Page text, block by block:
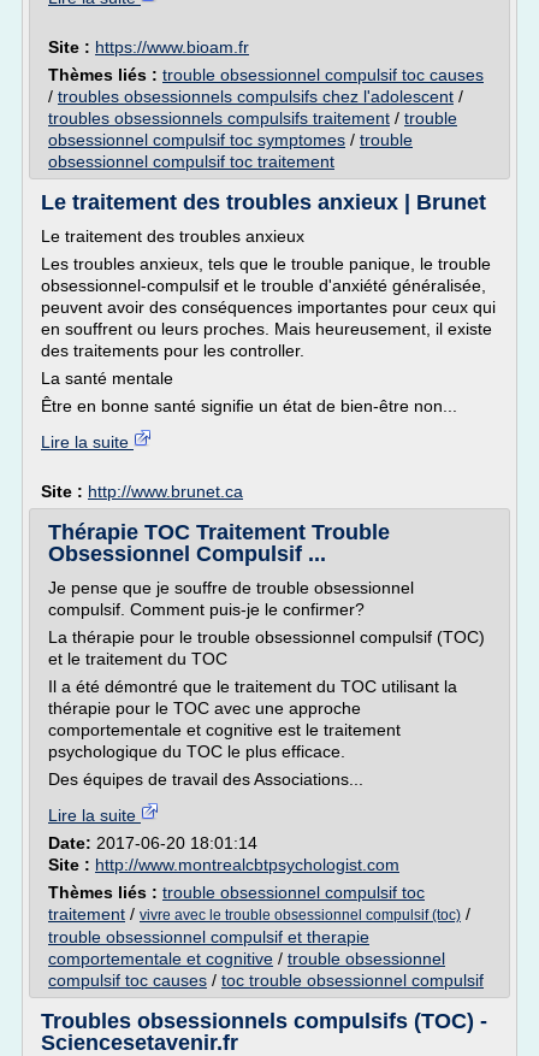
Site : https://www.bioam.fr
Thèmes liés : trouble obsessionnel compulsif toc causes
/ troubles obsessionnels compulsifs chez l'adolescent /
troubles obsessionnels compulsifs traitement / trouble
obsessionnel compulsif toc symptomes / trouble
obsessionnel compulsif toc traitement
Le traitement des troubles anxieux | Brunet
Le traitement des troubles anxieux
Les troubles anxieux, tels que le trouble panique, le trouble
obsessionnel-compulsif et le trouble d'anxiété généralisée,
peuvent avoir des conséquences importantes pour ceux qui
en souffrent ou leurs proches. Mais heureusement, il existe
des traitements pour les controller.
La santé mentale
Être en bonne santé signifie un état de bien-être non...
Lire la suite
Site : http://www.brunet.ca
Thérapie TOC Traitement Trouble
Obsessionnel Compulsif ...
Je pense que je souffre de trouble obsessionnel
compulsif. Comment puis-je le confirmer?
La thérapie pour le trouble obsessionnel compulsif (TOC)
et le traitement du TOC
Il a été démontré que le traitement du TOC utilisant la
thérapie pour le TOC avec une approche
comportementale et cognitive est le traitement
psychologique du TOC le plus efficace.
Des équipes de travail des Associations...
Lire la suite
Date: 2017-06-20 18:01:14
Site : http://www.montrealcbtpsychologist.com
Thèmes liés : trouble obsessionnel compulsif toc
traitement / vivre avec le trouble obsessionnel compulsif (toc) /
trouble obsessionnel compulsif et therapie
comportementale et cognitive / trouble obsessionnel
compulsif toc causes / toc trouble obsessionnel compulsif
Troubles obsessionnels compulsifs (TOC) -
Sciencesetavenir.fr